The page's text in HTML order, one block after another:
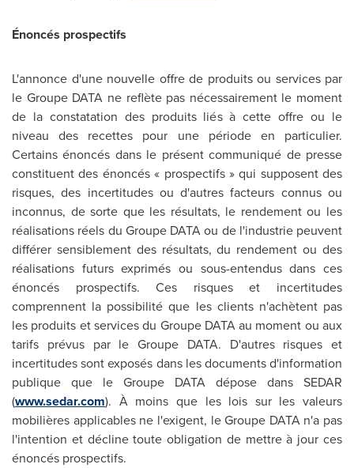
Énoncés prospectifs
L'annonce d'une nouvelle offre de produits ou services par
le Groupe DATA ne reflète pas nécessairement le moment
de la constatation des produits liés à cette offre ou le
niveau des recettes pour une période en particulier.
Certains énoncés dans le présent communiqué de presse
constituent des énoncés « prospectifs » qui supposent des
risques, des incertitudes ou d'autres facteurs connus ou
inconnus, de sorte que les résultats, le rendement ou les
réalisations réels du Groupe DATA ou de l'industrie peuvent
différer sensiblement des résultats, du rendement ou des
réalisations futurs exprimés ou sous-entendus dans ces
énoncés prospectifs. Ces risques et incertitudes
comprennent la possibilité que les clients n'achètent pas
les produits et services du Groupe DATA au moment ou aux
tarifs prévus par le Groupe DATA. D'autres risques et
incertitudes sont exposés dans les documents d'information
publique que le Groupe DATA dépose dans SEDAR
(www.sedar.com). À moins que les lois sur les valeurs
mobilières applicables ne l'exigent, le Groupe DATA n'a pas
l'intention et décline toute obligation de mettre à jour ces
énoncés prospectifs.